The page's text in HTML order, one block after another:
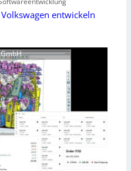
entwickeln